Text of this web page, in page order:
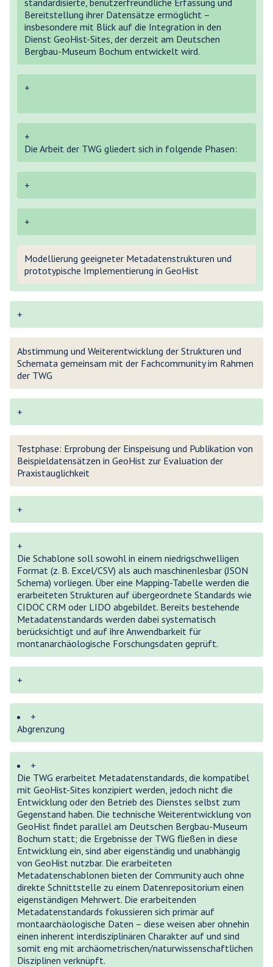
standardisierte, benutzerfreundliche Erfassung und
Bereitstellung ihrer Datensätze ermöglicht –
insbesondere mit Blick auf die Integration in den
Dienst GeoHist-Sites, der derzeit am Deutschen
Bergbau-Museum Bochum entwickelt wird.
+
+
Die Arbeit der TWG gliedert sich in folgende Phasen:
+
+
Modellierung geeigneter Metadatenstrukturen und
prototypische Implementierung in GeoHist
+
Abstimmung und Weiterentwicklung der Strukturen und
Schemata gemeinsam mit der Fachcommunity im Rahmen
der TWG
+
Testphase: Erprobung der Einspeisung und Publikation von
Beispieldatensätzen in GeoHist zur Evaluation der
Praxistauglichkeit
+
+
Die Schablone soll sowohl in einem niedrigschwelligen
Format (z. B. Excel/CSV) als auch maschinenlesbar (JSON
Schema) vorliegen. Über eine Mapping-Tabelle werden die
erarbeiteten Strukturen auf übergeordnete Standards wie
CIDOC CRM oder LIDO abgebildet. Bereits bestehende
Metadatenstandards werden dabei systematisch
berücksichtigt und auf ihre Anwendbarkeit für
montanarchäologische Forschungsdaten geprüft.
+
+
Abgrenzung
+
Die TWG erarbeitet Metadatenstandards, die kompatibel
mit GeoHist-Sites konzipiert werden, jedoch nicht die
Entwicklung oder den Betrieb des Dienstes selbst zum
Gegenstand haben. Die technische Weiterentwicklung von
GeoHist findet parallel am Deutschen Bergbau-Museum
Bochum statt; die Ergebnisse der TWG fließen in diese
Entwicklung ein, sind aber eigenständig und unabhängig
von GeoHist nutzbar. Die erarbeiteten
Metadatenschablonen bieten der Community auch ohne
direkte Schnittstelle zu einem Datenrepositorium einen
eigenständigen Mehrwert. Die erarbeitenden
Metadatenstandards fokussieren sich primär auf
montaarchäologische Daten – diese weisen aber ohnehin
einen inherent interdisziplinären Charakter auf und sind
somit eng mit archäometrischen/naturwissenschaftlichen
Disziplinen verknüpft.